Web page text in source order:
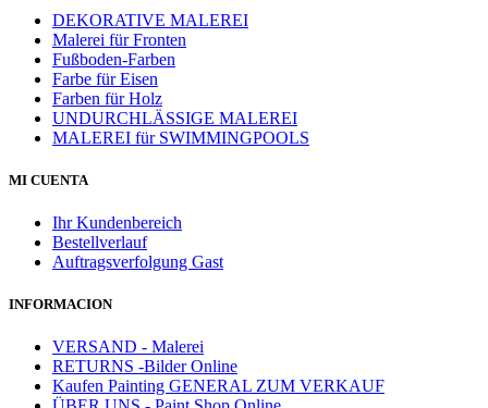
DEKORATIVE MALEREI
Malerei für Fronten
Fußboden-Farben
Farbe für Eisen
Farben für Holz
UNDURCHLÄSSIGE MALEREI
MALEREI für SWIMMINGPOOLS
MI CUENTA
Ihr Kundenbereich
Bestellverlauf
Auftragsverfolgung Gast
INFORMACION
VERSAND - Malerei
RETURNS -Bilder Online
Kaufen Painting GENERAL ZUM VERKAUF